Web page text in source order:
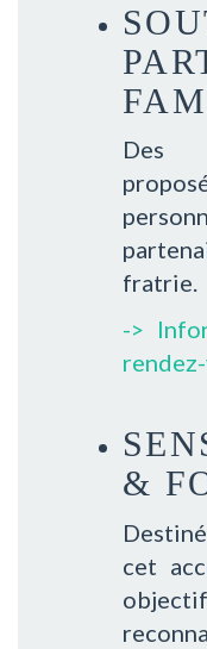
Des
fratrie.
->
&
cet